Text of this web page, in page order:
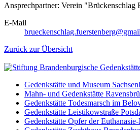
Ansprechpartner: Verein "Brückenschlag
E-Mail
Zurück zur Übersicht
Gedenkstätte und Museum
Mahn- und Gedenkstätte
Gedenkstätte Todesmarsch im
Gedenkstätte Leistikowstraße
Gedenkstätte Opfer der